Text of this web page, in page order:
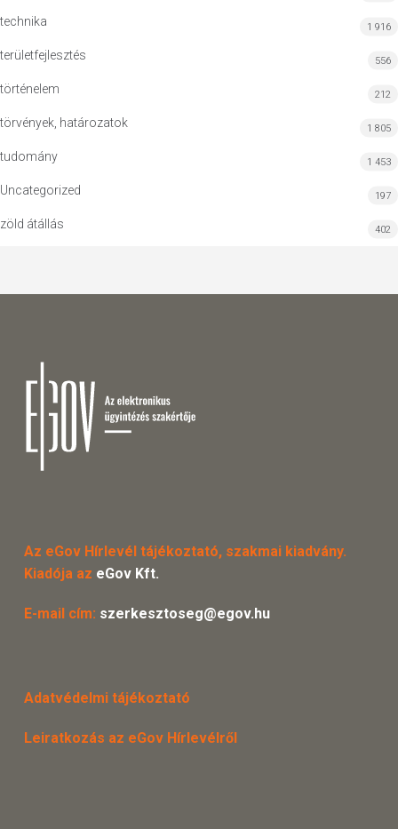
technika 1 916
területfejlesztés 556
történelem 212
törvények, határozatok 1 805
tudomány 1 453
Uncategorized 197
zöld átállás 402
Az eGov Hírlevél tájékoztató, szakmai kiadvány.
Kiadója az eGov Kft.
E-mail cím: szerkesztoseg@egov.hu
Adatvédelmi tájékoztató
Leiratkozás az eGov Hírlevélről